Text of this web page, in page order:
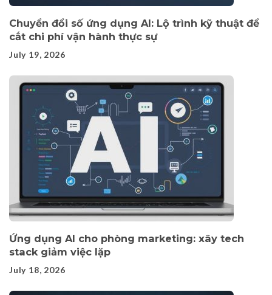
Chuyển đổi số ứng dụng AI: Lộ trình kỹ thuật để
cắt chi phí vận hành thực sự
July 19, 2026
Ứng dụng AI cho phòng marketing: xây tech
stack giảm việc lặp
July 18, 2026